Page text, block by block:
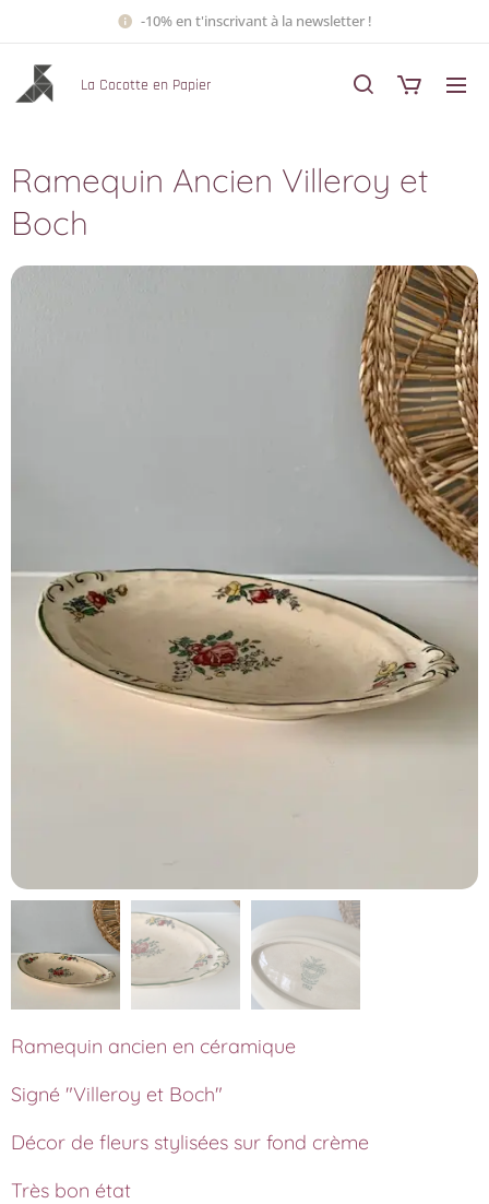
-10% en t'inscrivant à la newsletter !
La Cocotte en Papier
Ramequin Ancien Villeroy et
Boch
Ramequin ancien en céramique
Signé "Villeroy et Boch"
Décor de fleurs stylisées sur fond crème
Très bon état